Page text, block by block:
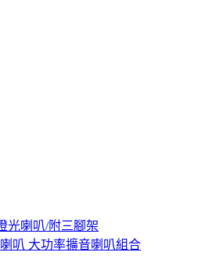
光喇叭/附三腳架
叭 大功率擴音喇叭組合